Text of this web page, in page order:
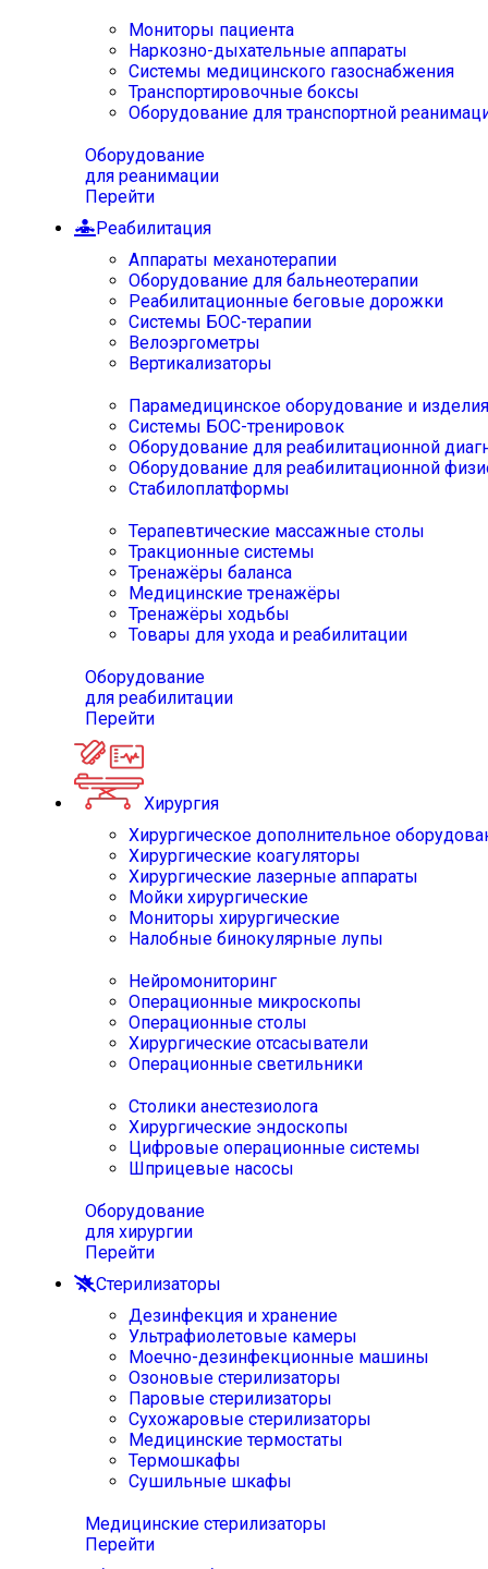
Мониторы пациента
Наркозно-дыхательные аппараты
Системы медицинского газоснабжения
Транспортировочные боксы
Оборудование для транспортной
Оборудование
для реанимации
Перейти
Реабилитация
Аппараты механотерапии
Оборудование для бальнеотерапии
Реабилитационные беговые дорожки
Системы БОС-терапии
Велоэргометры
Вертикализаторы
Парамедицинское оборудование и изделия
Системы БОС-тренировок
Оборудование для реабилитационной
Оборудование для реабилитационной
Стабилоплатформы
Терапевтические массажные столы
Тракционные системы
Тренажёры баланса
Медицинские тренажёры
Тренажёры ходьбы
Товары для ухода и реабилитации
Оборудование
для реабилитации
Перейти
Хирургия
Хирургическое дополнительное
Хирургические коагуляторы
Хирургические лазерные аппараты
Мойки хирургические
Мониторы хирургические
Налобные бинокулярные лупы
Нейромониторинг
Операционные микроскопы
Операционные столы
Хирургические отсасыватели
Операционные светильники
Столики анестезиолога
Хирургические эндоскопы
Цифровые операционные системы
Шприцевые насосы
Оборудование
для хирургии
Перейти
Стерилизаторы
Дезинфекция и хранение
Ультрафиолетовые камеры
Моечно-дезинфекционные машины
Озоновые стерилизаторы
Паровые стерилизаторы
Сухожаровые стерилизаторы
Медицинские термостаты
Термошкафы
Сушильные шкафы
Медицинские стерилизаторы
Перейти